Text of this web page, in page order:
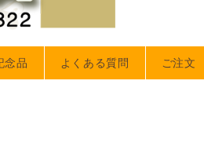
念品 よくある質問 ご注文